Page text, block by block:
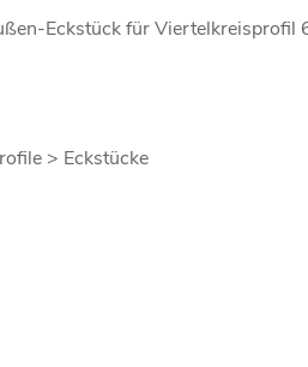
Eckstück für Viertelkreisprofil
> Eckstücke